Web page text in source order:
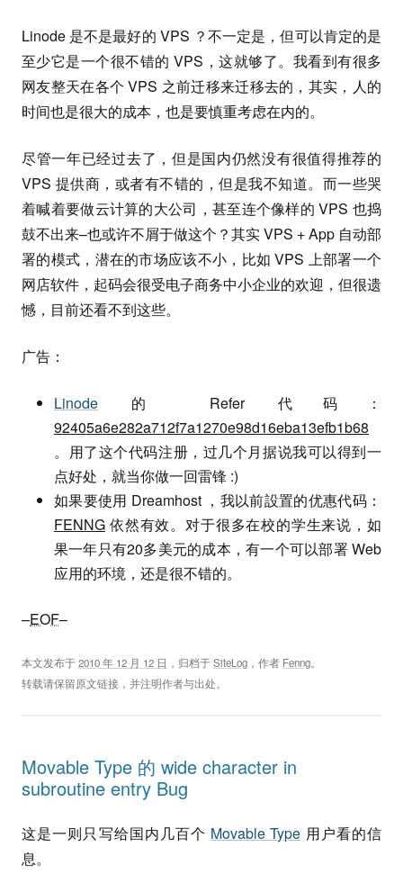
Linode 是不是最好的 VPS ？不一定是，但可以肯定的是
至少它是一个很不错的 VPS，这就够了。我看到有很多
网友整天在各个 VPS 之前迁移来迁移去的，其实，人的
时间也是很大的成本，也是要慎重考虑在内的。
尽管一年已经过去了，但是国内仍然没有很值得推荐的
VPS 提供商，或者有不错的，但是我不知道。而一些哭
着喊着要做云计算的大公司，甚至连个像样的 VPS 也捣
鼓不出来–也或许不屑于做这个？其实 VPS + App 自动部
署的模式，潜在的市场应该不小，比如 VPS 上部署一个
网店软件，起码会很受电子商务中小企业的欢迎，但很遗
憾，目前还看不到这些。
广告：
Linode 的 Refer 代码：
92405a6e282a712f7a1270e98d16eba13efb1b68
。用了这个代码注册，过几个月据说我可以得到一
点好处，就当你做一回雷锋 :)
如果要使用 Dreamhost ，我以前設置的优惠代码：
FENNG 依然有效。对于很多在校的学生来说，如
果一年只有20多美元的成本，有一个可以部署 Web
应用的环境，还是很不错的。
–EOF–
本文发布于2010 年 12 月 12 日 ，归档于SiteLog ，作者 Fenng。
转载请保留原文链接，并注明作者与出处。
Movable Type 的 wide character in
subroutine entry Bug
这是一则只写给国内几百个 Movable Type 用户看的信
息。